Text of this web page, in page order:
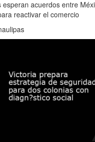
esperan acuerdos entre
reactivar el comercio